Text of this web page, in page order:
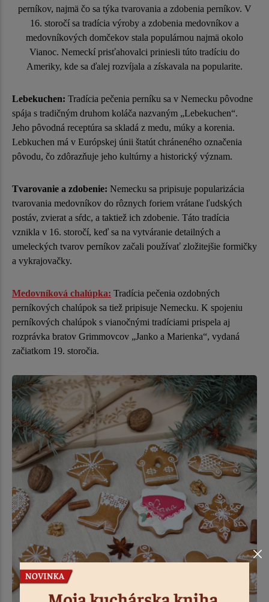
perníkov, najmä čo sa týka tvarovania a zdobenia perníkov. V
16. storočí sa tradícia výroby a zdobenia medovníkov a
medovníkových domčekov stala populárnou najmä okolo
Vianoc. Nemeckí prisťahovalci priniesli túto tradíciu do
Ameriky, kde sa ďalej rozvíjala a získavala na popularite.
Lebekuchen: Tradícia pečenia perníku sa v Nemecku pôvodne
spája s tradičným druhom koláča nazvaným „Lebekuchen“.
Jeho pôvodná receptúra sa skladá z medu, múky a korenia.
Lebkuchen má v Európskej únii štatút chráneného označenia
pôvodu, čo zdôrazňuje jeho kultúrny a historický význam.
Tvarovanie a zdobenie: Nemecku sa pripisuje popularizácia
tvarovania medovníkov do rôznych foriem vrátane ľudských
postáv, zvierat a sŕdc, a taktiež ich zdobenie. Táto tradícia
vznikla v 16. storočí, keď sa na vytváranie detailných a
umeleckých tvarov perníkov začali používať zložitejšie formičky
a vykrajovačky.
Medovníková chalúpka: Tradícia pečenia ozdobných
perníkových chalúpok sa tiež pripisuje Nemecku. K spojeniu
perníkových chalúpok s vianočnými tradíciami prispela aj
rozprávka bratov Grimmovcov „Janko a Marienka“, vydaná
začiatkom 19. storočia.